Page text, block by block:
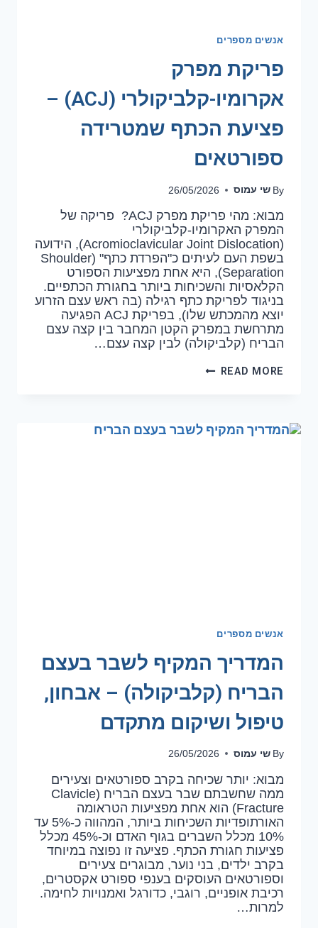
אנשים מספרים
פריקת מפרק
אקרומיו-קלביקולרי (ACJ) –
פציעת הכתף שמטרידה
ספורטאים
By שי עמוס 26/05/2026
מבוא: מהי פריקת מפרק ACJ? פריקה של
המפרק האקרומיו-קלביקולרי
(Acromioclavicular Joint Dislocation), הידועה
בשפת העם לעיתים כ"הפרדת כתף" (Shoulder
Separation), היא אחת מפציעות הספורט
הקלאסיות והשכיחות ביותר בחגורת הכתפיים.
בניגוד לפריקת כתף רגילה (בה ראש עצם הזרוע
יוצא מהמכתש שלו), בפריקת ACJ הפגיעה
מתרחשת במפרק הקטן המחבר בין קצה עצם
הבריח (קלביקולה) לבין קצה עצם…
READ MORE
אנשים מספרים
המדריך המקיף לשבר בעצם
הבריח (קלביקולה) – אבחון,
טיפול ושיקום מתקדם
By שי עמוס 26/05/2026
מבוא: יותר שכיחה בקרב ספורטאים וצעירים
ממה שחשבתם שבר בעצם הבריח (Clavicle
Fracture) הוא אחת מפציעות הטראומה
האורתופדיות השכיחות ביותר, המהווה כ-5% עד
10% מכלל השברים בגוף האדם וכ-45% מכלל
פציעות חגורת הכתף. פציעה זו נפוצה במיוחד
בקרב ילדים, בני נוער, מבוגרים צעירים
וספורטאים העוסקים בענפי ספורט אקסטרים,
רכיבת אופניים, רוגבי, כדורגל ואמנויות לחימה.
למרות…